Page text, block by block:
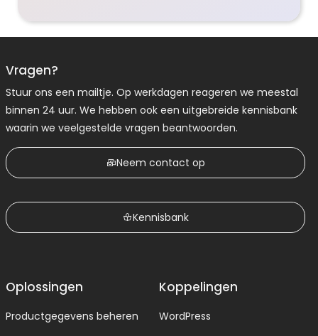
Vragen?
Stuur ons een mailtje. Op werkdagen reageren we meestal
binnen 24 uur. We hebben ook een uitgebreide kennisbank
waarin we veelgestelde vragen beantwoorden.
Neem contact op
Kennisbank
Oplossingen
Productgegevens beheren
Koppelingen
WordPress